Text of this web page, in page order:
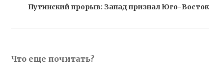
Путинский прорыв: Запад признал Юго-Восток
Что еще почитать?